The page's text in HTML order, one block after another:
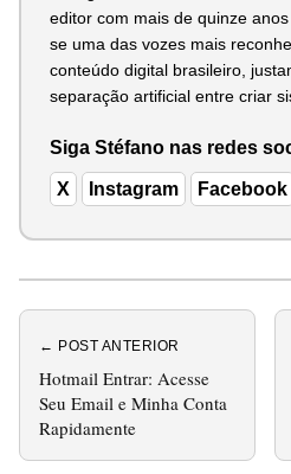
editor com mais de quinze
se uma das vozes mais
conteúdo digital brasileiro,
separação artificial entre criar
Siga Stéfano nas redes
X Instagram Facebook
← POST ANTERIOR
Hotmail Entrar: Acesse
Seu Email e Minha Conta
Rapidamente